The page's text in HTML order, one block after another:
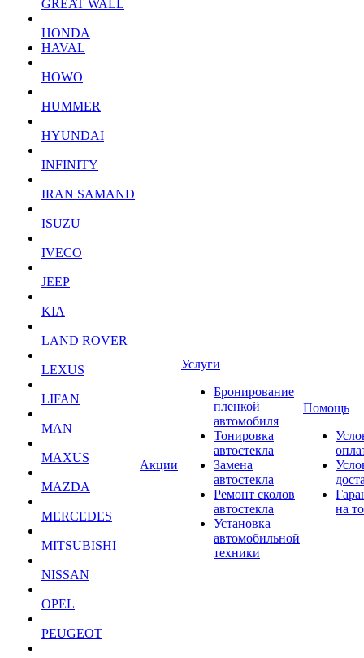
GREAT WALL
HONDA
HAVAL
HOWO
HUMMER
HYUNDAI
INFINITY
IRAN SAMAND
ISUZU
IVECO
JEEP
KIA
LAND ROVER
LEXUS
LIFAN
MAN
MAXUS
MAZDA
MERCEDES
MITSUBISHI
NISSAN
OPEL
PEUGEOT
Акции
Услуги
Бронирование
пленкой
автомобиля
Тонировка
автостекла
Замена
автостекла
Ремонт сколов
автостекла
Установка
автомобильной
техники
Помощь
на